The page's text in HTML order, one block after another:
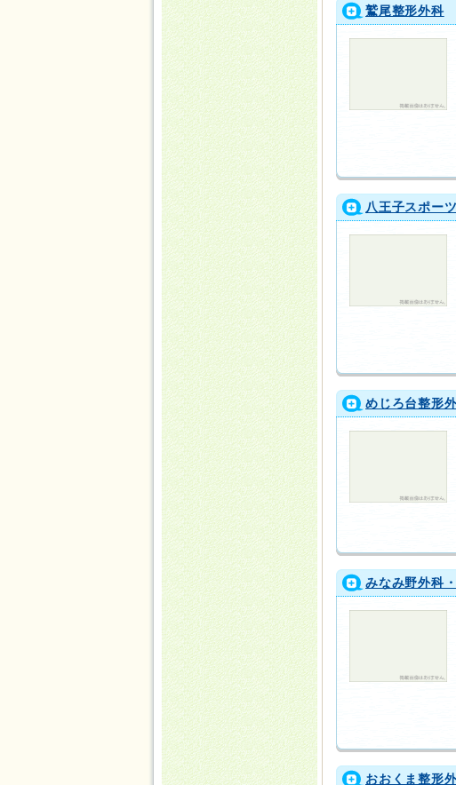
鷲尾整形外科
八王子スポー
めじろ台整形
みなみ野外科
おおくま整形